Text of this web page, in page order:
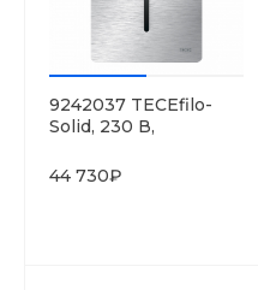
9242037 TECEfilo-
Solid, 230 В,
сатин
44 730₽